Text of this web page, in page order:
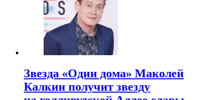
Звезда «Один дома» Маколей
Калкин получит звезду